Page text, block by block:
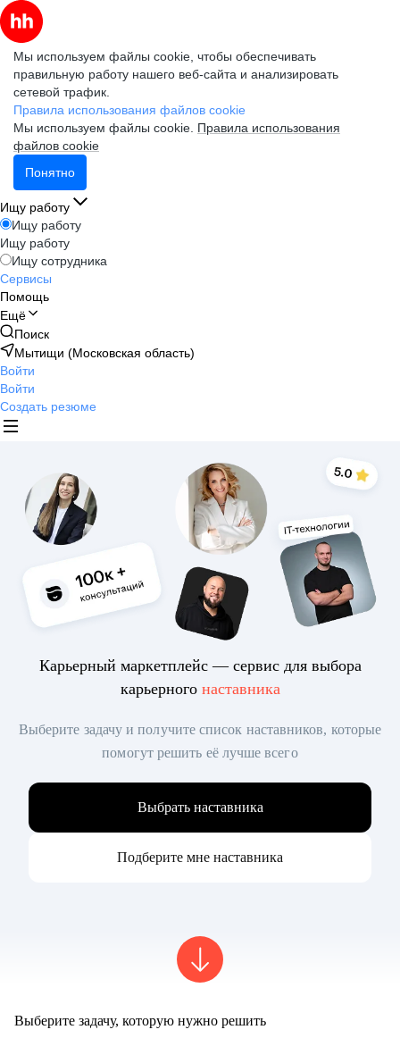
Мы используем файлы cookie, чтобы обеспечивать
правильную работу нашего веб-сайта и анализировать
сетевой трафик.
Правила использования файлов cookie
Мы используем файлы cookie. Правила использования
файлов cookie
Понятно
Ищу работу
Ищу работу
Ищу работу
Ищу сотрудника
Сервисы
Помощь
Ещё
Поиск
Мытищи (Московская область)
Войти
Войти
Создать резюме
Карьерный маркетплейс — сервис для выбора
карьерного наставника
Выберите задачу и получите список наставников, которые
помогут решить её лучше всего
Выбрать наставника
Подберите мне наставника
Выберите задачу, которую нужно решить